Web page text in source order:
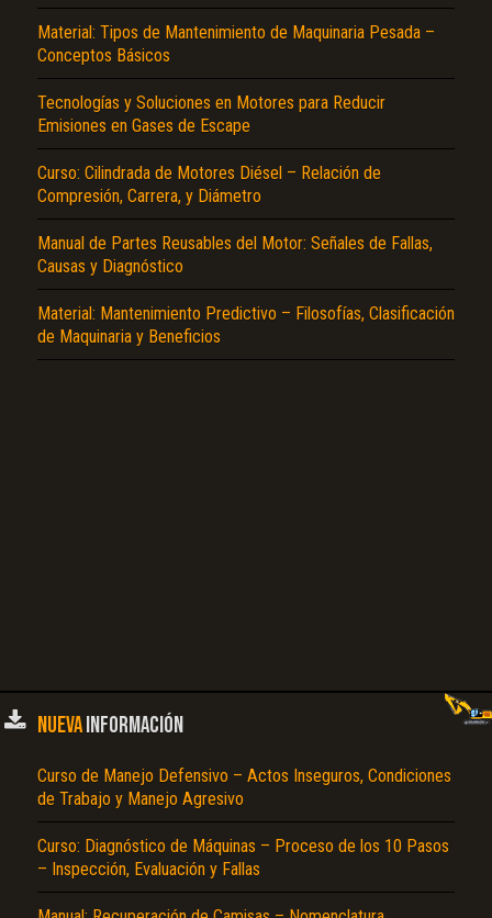
Material: Tipos de Mantenimiento de Maquinaria Pesada –
Conceptos Básicos
Tecnologías y Soluciones en Motores para Reducir
Emisiones en Gases de Escape
Curso: Cilindrada de Motores Diésel – Relación de
Compresión, Carrera, y Diámetro
Manual de Partes Reusables del Motor: Señales de Fallas,
Causas y Diagnóstico
Material: Mantenimiento Predictivo – Filosofías, Clasificación
de Maquinaria y Beneficios
NUEVAINFORMACIÓN
Curso de Manejo Defensivo – Actos Inseguros, Condiciones
de Trabajo y Manejo Agresivo
Curso: Diagnóstico de Máquinas – Proceso de los 10 Pasos
– Inspección, Evaluación y Fallas
El Título es incorrecto según el contenido.
No carga o no se visualiza el contenido.
Reportar otro tipo de error...